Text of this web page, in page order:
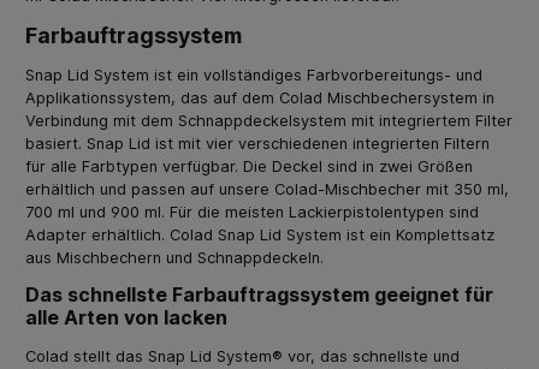
Farbauftragssystem
Snap Lid System ist ein vollständiges Farbvorbereitungs- und
Applikationssystem, das auf dem Colad Mischbechersystem in
Verbindung mit dem Schnappdeckelsystem mit integriertem Filter
basiert. Snap Lid ist mit vier verschiedenen integrierten Filtern
für alle Farbtypen verfügbar. Die Deckel sind in zwei Größen
erhältlich und passen auf unsere Colad-Mischbecher mit 350 ml,
700 ml und 900 ml. Für die meisten Lackierpistolentypen sind
Adapter erhältlich. Colad Snap Lid System ist ein Komplettsatz
aus Mischbechern und Schnappdeckeln.
Das schnellste Farbauftragssystem geeignet für
alle Arten von lacken
Colad stellt das Snap Lid System® vor, das schnellste und